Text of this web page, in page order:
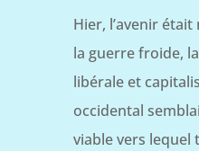
Hier, l’avenir
la guerre froide,
libérale et
occidental
viable vers lequel